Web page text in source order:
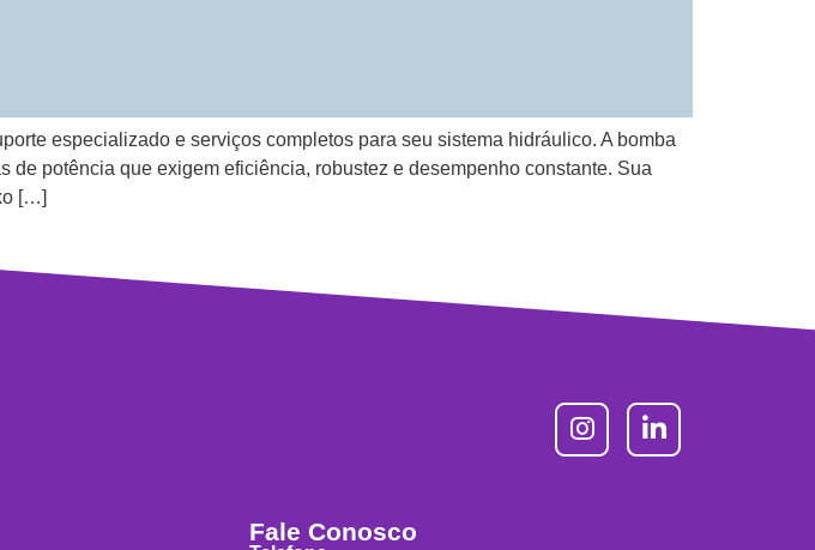
especializado e serviços completos para seu sistema hidráulico. A bomba
potência que exigem eficiência, robustez e desempenho constante. Sua
[…]
Fale Conosco